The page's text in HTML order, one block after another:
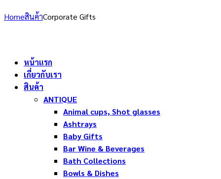
Homeสินค้าCorporate Gifts
หน้าแรก
เกี่ยวกับเรา
สินค้า
ANTIQUE
Animal cups, Shot glasses
Ashtrays
Baby Gifts
Bar Wine & Beverages
Bath Collections
Bowls & Dishes